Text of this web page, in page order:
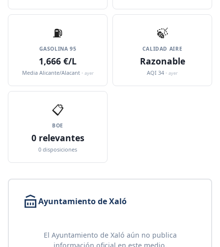
⛽️
GASOLINA 95
1,666 €/L
Media Alicante/Alacant · ayer
🍃
CALIDAD AIRE
Razonable
AQI 34 · ayer
📋
BOE
0 relevantes
0 disposiciones
Ayuntamiento de Xaló
El Ayuntamiento de Xaló aún no publica